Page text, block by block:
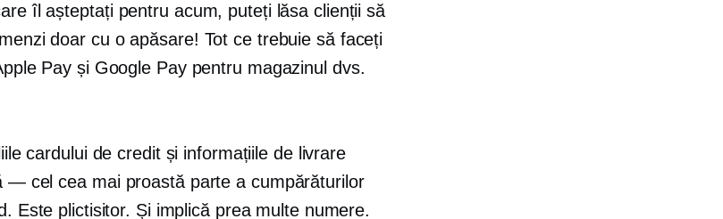
îl așteptați pentru acum, puteți lăsa clienții să
doar cu o apăsare! Tot ce trebuie să faceți
Pay și Google Pay pentru magazinul dvs.
cardului de credit și informațiile de livrare
— cel cea mai proastă parte a cumpărăturilor
Este plictisitor. Și implică prea multe numere.